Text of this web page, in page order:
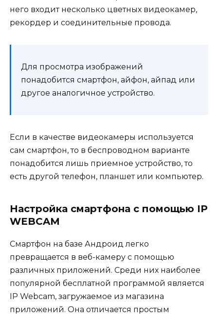
него входит несколько цветных видеокамер,
рекордер и соединительные провода.
Для просмотра изображений
понадобится смартфон, айфон, айпад или
другое аналогичное устройство.
Если в качестве видеокамеры используется
сам смартфон, то в беспроводном варианте
понадобится лишь приемное устройство, то
есть другой телефон, планшет или компьютер.
Настройка смартфона с помощью IP
WEBCAM
Смартфон на базе Андроид легко
превращается в веб-камеру с помощью
различных приложений. Среди них наиболее
популярной бесплатной программой является
IP Webcam, загружаемое из магазина
приложений. Она отличается простым